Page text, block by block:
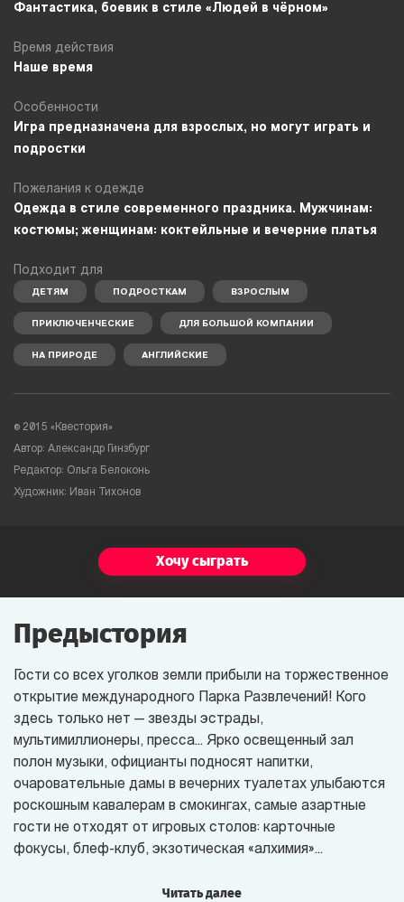
Фантастика, боевик в стиле «Людей в чёрном»
Время действия
Наше время
Особенности
Игра предназначена для взрослых, но могут играть и
подростки
Пожелания к одежде
Одежда в стиле современного праздника. Мужчинам:
костюмы; женщинам: коктейльные и вечерние платья
Подходит для
ДЕТЯМ ПОДРОСТКАМ ВЗРОСЛЫМ
ПРИКЛЮЧЕНЧЕСКИЕ ДЛЯ БОЛЬШОЙ КОМПАНИИ
НА ПРИРОДЕ АНГЛИЙСКИЕ
© 2015 «Квестория»
Автор: Александр Гинзбург
Редактор: Ольга Белоконь
Художник: Иван Тихонов
Хочу сыграть
Предыстория
Гости со всех уголков земли прибыли на торжественное
открытие международного Парка Развлечений! Кого
здесь только нет — звезды эстрады,
мультимиллионеры, пресса... Ярко освещенный зал
полон музыки, официанты подносят напитки,
очаровательные дамы в вечерних туалетах улыбаются
роскошным кавалерам в смокингах, самые азартные
гости не отходят от игровых столов: карточные
фокусы, блеф-клуб, экзотическая «алхимия»...
Но гвоздь программы еще впереди. Гости в нетерпении
Читать далее